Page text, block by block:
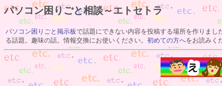
パソコン困りごと相談～エトセトラ
パソコン困りごと掲示板で話題にできない内容を投稿する場所を作りまし
る話題。趣味の話。情報交換にお使いください。 初めての方へをお読みく